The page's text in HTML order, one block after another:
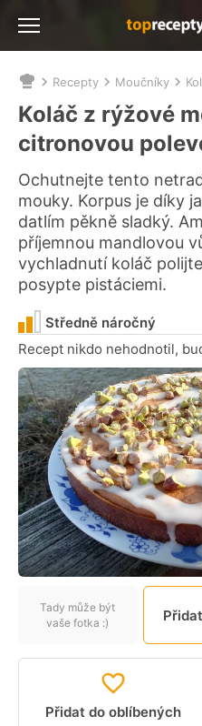
Nacházíte
se
zde:
Recepty Moučníky
Koláč z rýžové
citronovou
Ochutnejte tento
mouky. Korpus je díky
datlím pěkně sladký.
příjemnou mandlovou
vychladnutí koláč
posypte pistáciemi.
Recept nikdo nehodnotil,
Středně náročný
Tady může být
vaše fotka :)
Přidat do oblíbených